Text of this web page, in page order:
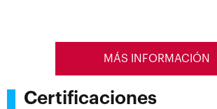
MÁS INFORMACIÓN
Certificaciones